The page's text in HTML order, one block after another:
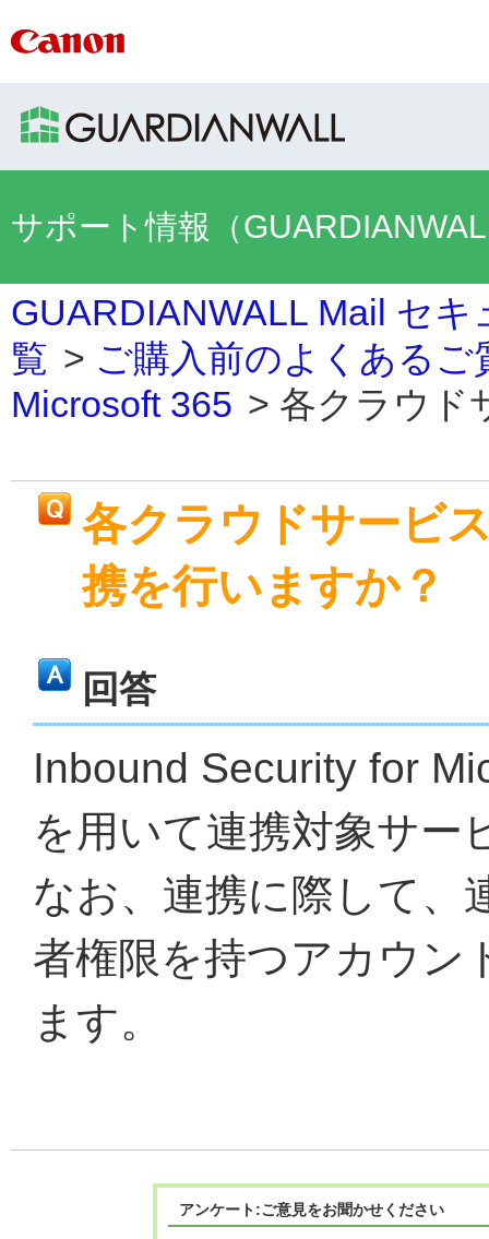
サポート情報（
GUARDIANWALL Mail セ
覧 > ご購入前のよくあるご
Microsoft 365 > 各クラウド
各クラウドサービ
携を行いますか？
回答
Inbound Security for
を用いて連携対象サー
なお、連携に際して、
者権限を持つアカウン
ます。
アンケート:ご意見をお聞かせください